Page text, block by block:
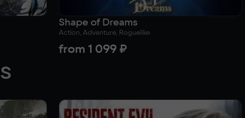
Shape of Dreams
Action, Adventure, Roguelike
from 1 099 ₽